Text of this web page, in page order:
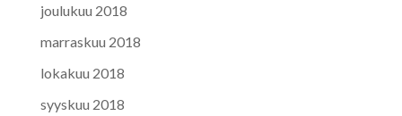
joulukuu 2018
marraskuu 2018
lokakuu 2018
syyskuu 2018